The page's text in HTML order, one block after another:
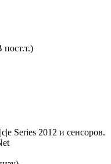
пост.т.)
Series 2012 и сенсоров.